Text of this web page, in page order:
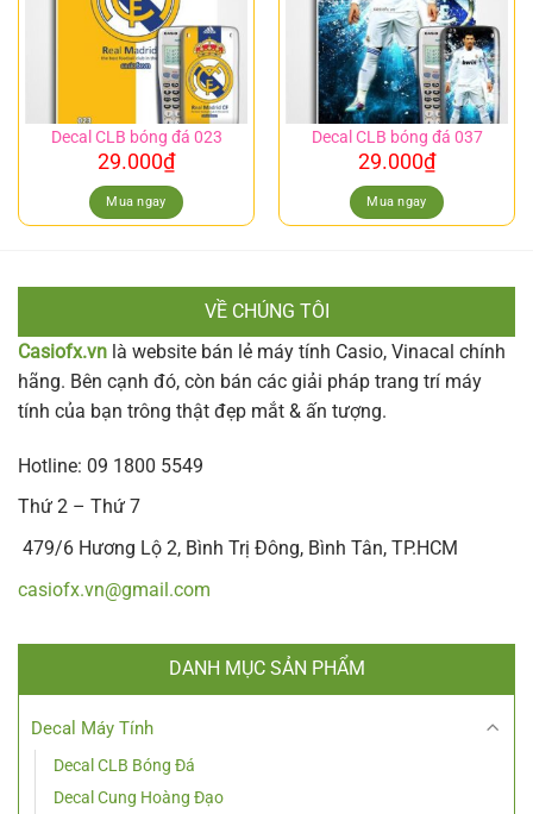
Decal CLB bóng đá 023
29.000₫
Mua ngay
Decal CLB bóng đá 037
29.000₫
Mua ngay
VỀ CHÚNG TÔI
Casiofx.vn là website bán lẻ máy tính Casio, Vinacal chính
hãng. Bên cạnh đó, còn bán các giải pháp trang trí máy
tính của bạn trông thật đẹp mắt & ấn tượng.
Hotline: 09 1800 5549
Thứ 2 – Thứ 7
479/6 Hương Lộ 2, Bình Trị Đông, Bình Tân, TP.HCM
casiofx.vn@gmail.com
DANH MỤC SẢN PHẨM
Decal Máy Tính
Decal CLB Bóng Đá
Decal Cung Hoàng Đạo